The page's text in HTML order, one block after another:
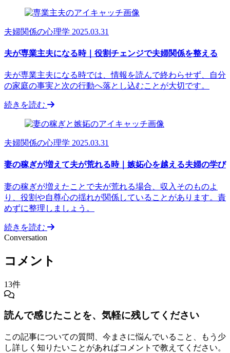
夫婦関係の心理学 2025.03.31
夫が専業主夫になる時｜役割チェンジで夫婦関係を整える
夫が専業主夫になる時では、情報を読んで終わらせず、自分
の家庭の事実と次の行動へ落とし込むことが大切です。
続きを読む
夫婦関係の心理学 2025.03.31
妻の稼ぎが増えて夫が荒れる時｜嫉妬心を越える夫婦の学び
妻の稼ぎが増えたことで夫が荒れる場合、収入そのものよ
り、役割や自尊心の揺れが関係していることがあります。責
めずに整理しましょう。
続きを読む
Conversation
コメント
13件
読んで感じたことを、気軽に残してください
この記事についての質問、今まさに悩んでいること、もう少
し詳しく知りたいことがあればコメントで教えてください。